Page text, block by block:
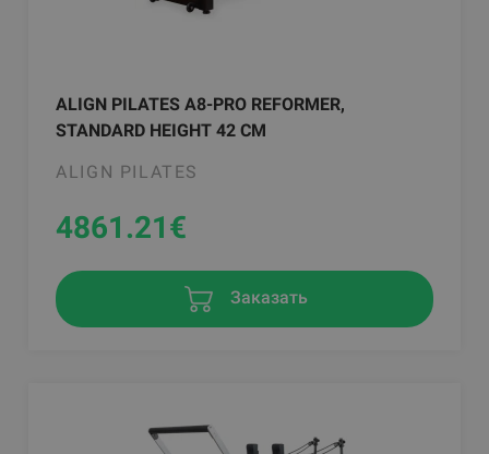
ALIGN PILATES A8-PRO REFORMER,
STANDARD HEIGHT 42 CM
ALIGN PILATES
4861.21€
Заказать